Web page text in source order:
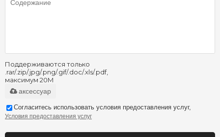
Поддерживаются только
.rar/.zip/.jpg/.png/.gif/.doc/.xls/.pdf,
максимум 20M
аксессуар
Согласитесь использовать условия предоставления услуг,
Условия предоставления услуг